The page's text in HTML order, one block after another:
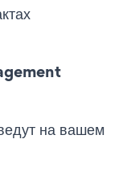
на вашем